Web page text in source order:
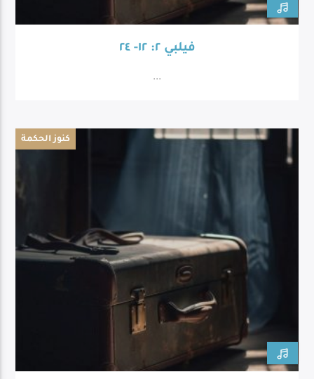
فيلبي ٢: ١٢- ٢٤
...
كنوز الحكمة